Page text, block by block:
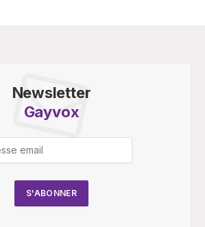
Newsletter
Gayvox